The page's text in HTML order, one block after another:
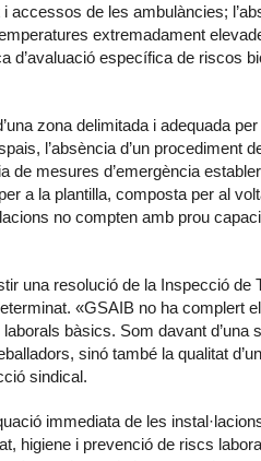
accessos de les ambulàncies;
extremadament
d’avaluació específica de riscos
zona delimitada i adequada
l’absència d’un procediment
de mesures d’emergència
a la plantilla, composta per al
no compten amb prou
una resolució de la Inspecció de
«GSAIB no ha complert
bàsics. Som davant d’una
sinó també la qualitat
sindical.
immediata de les
higiene i prevenció de riscs